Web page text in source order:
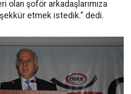
olan şoför arkadaşlarımıza
etmek istedik.” dedi.